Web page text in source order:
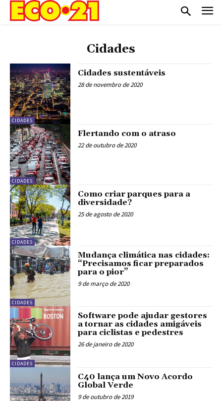
Cidades
CIDADES
Cidades sustentáveis
28 de novembro de 2020
CIDADES
Flertando com o atraso
22 de outubro de 2020
CIDADES
Como criar parques para a
diversidade?
25 de agosto de 2020
CIDADES
Mudança climática nas cidades:
“Precisamos ficar preparados
para o pior”
9 de março de 2020
CIDADES
Software pode ajudar gestores
a tornar as cidades amigáveis
para ciclistas e pedestres
26 de janeiro de 2020
C40 lança um Novo Acordo
Global Verde
9 de outubro de 2019